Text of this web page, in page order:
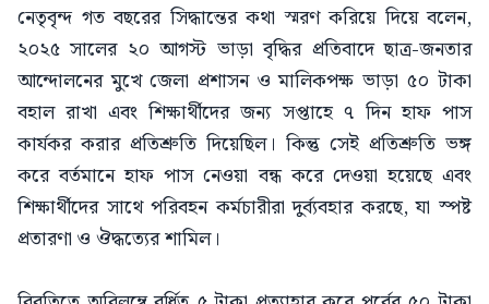
নেতৃবৃন্দ গত বছরের সিদ্ধান্তের কথা স্মরণ করিয়ে দিয়ে বলেন,
২০২৫ সালের ২০ আগস্ট ভাড়া বৃদ্ধির প্রতিবাদে ছাত্র-জনতার
আন্দোলনের মুখে জেলা প্রশাসন ও মালিকপক্ষ ভাড়া ৫০ টাকা
বহাল রাখা এবং শিক্ষার্থীদের জন্য সপ্তাহে ৭ দিন হাফ পাস
কার্যকর করার প্রতিশ্রুতি দিয়েছিল। কিন্তু সেই প্রতিশ্রুতি ভঙ্গ
করে বর্তমানে হাফ পাস নেওয়া বন্ধ করে দেওয়া হয়েছে এবং
শিক্ষার্থীদের সাথে পরিবহন কর্মচারীরা দুর্ব্যবহার করছে, যা স্পষ্ট
প্রতারণা ও ঔদ্ধত্যের শামিল।